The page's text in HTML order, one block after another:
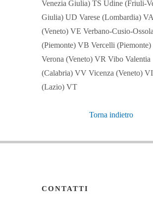
Venezia Giulia) TS Udine (Friuli-
Giulia) UD Varese (Lombardia)
(Veneto) VE Verbano-Cusio-Ossola
(Piemonte) VB Vercelli
Verona (Veneto) VR Vibo Valentia
(Calabria) VV Vicenza (Veneto)
(Lazio) VT
Torna indietro
CONTATTI